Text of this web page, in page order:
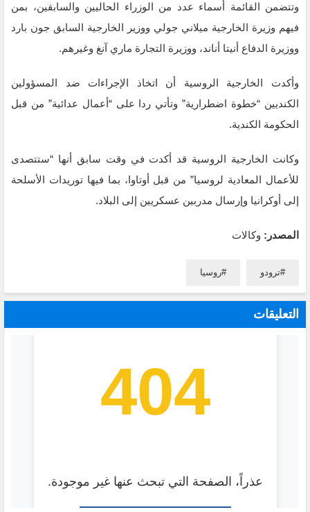
وتتضمن القائمة أسماء عدد من الوزراء الحاليين والسابقين، بمن
فيهم وزيرة الخارجية ميلاني جولي ووزير الخارجية السابق جون بارد
ووزيرة الدفاع أنيتا أناند، ووزيرة التجارة ماري آنغ وغيرهم.
وأكدت الخارجية الروسية أن اتخاذ الإجراءات ضد المسؤولين
الكنديين “خطوة اضطرارية” وتأتي ردا على “أعمال عدائية” من قبل
الحكومة الكندية.
وكانت الخارجية الروسية قد أكدت في وقت سابق أنها “ستتصدى
للأعمال المعادية لروسيا” من قبل أوتاوا، بما فيها توريدات الأسلحة
إلى أوكرانيا وإرسال مدربين عسكريين إلى البلاد.
المصدر: وكالات
ترودو روسيا
التعليقات